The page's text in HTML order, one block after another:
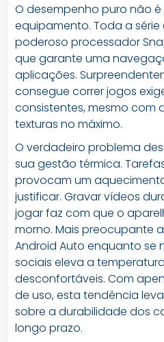
O desempenho puro não
equipamento. Toda a
poderoso processador
que garante uma
aplicações.
consegue correr jogos
consistentes, mesmo com
texturas no máximo.
O verdadeiro problema
sua gestão térmica.
provocam um
justificar. Gravar vídeos
jogar faz com que o
morno. Mais preocupante
Android Auto enquanto se
sociais eleva a
desconfortáveis. Com
de uso, esta tendência
sobre a durabilidade dos
longo prazo.